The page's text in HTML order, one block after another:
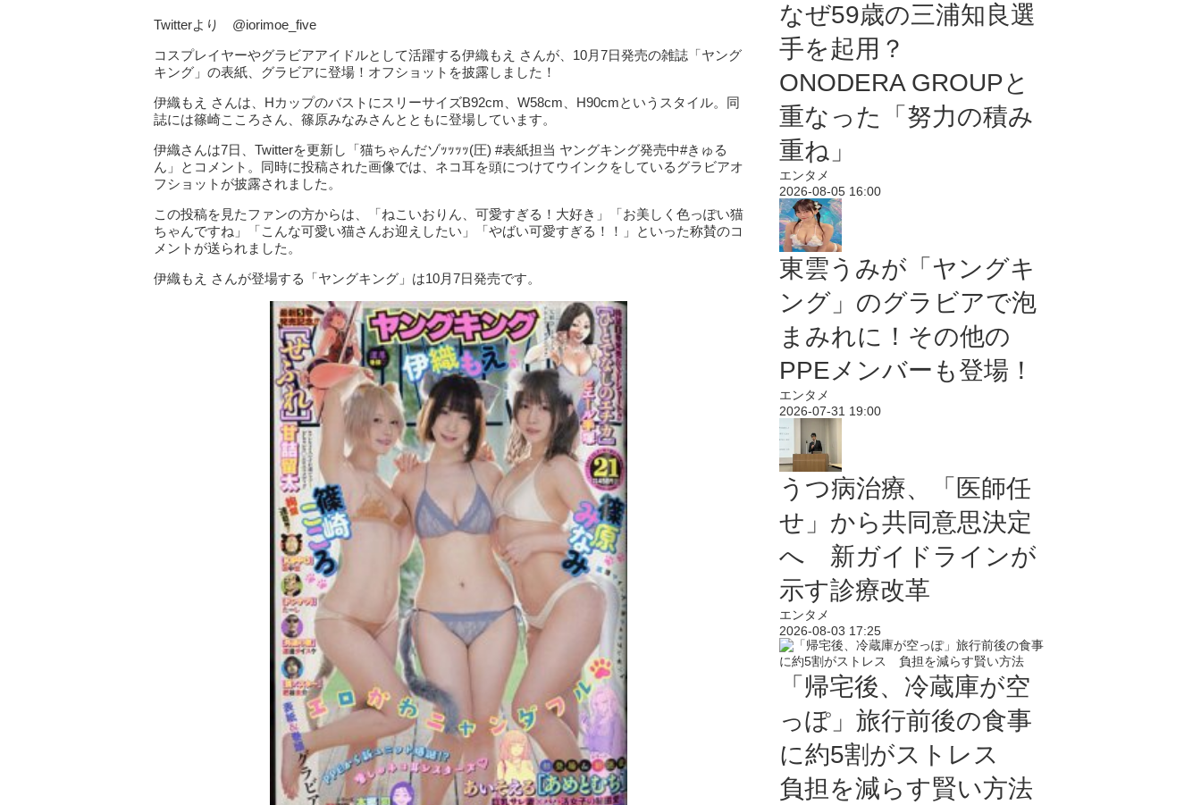
Twitterより @iorimoe_five
コスプレイヤーやグラビアアイドルとして活躍する伊織もえ さんが、10月7日発売の雑誌「ヤング
キング」の表紙、グラビアに登場！オフショットを披露しました！
伊織もえ さんは、HカップのバストにスリーサイズB92cm、W58cm、H90cmというスタイル。同
誌には篠崎こころさん、篠原みなみさんとともに登場しています。
伊織さんは7日、Twitterを更新し「猫ちゃんだゾｯｯｯｯ(圧) #表紙担当 ヤングキング発売中#きゅる
ん」とコメント。同時に投稿された画像では、ネコ耳を頭につけてウインクをしているグラビアオ
フショットが披露されました。
この投稿を見たファンの方からは、「ねこいおりん、可愛すぎる！大好き」「お美しく色っぽい猫
ちゃんですね」「こんな可愛い猫さんお迎えしたい」「やばい可愛すぎる！！」といった称賛のコ
メントが送られました。
伊織もえ さんが登場する「ヤングキング」は10月7日発売です。
なぜ59歳の三浦知良選
手を起用？
ONODERA GROUPと
重なった「努力の積み
重ね」
エンタメ
2026-08-05 16:00
東雲うみが「ヤングキ
ング」のグラビアで泡
まみれに！その他の
PPEメンバーも登場！
エンタメ
2026-07-31 19:00
うつ病治療、「医師任
せ」から共同意思決定
へ 新ガイドラインが
示す診療改革
エンタメ
2026-08-03 17:25
「帰宅後、冷蔵庫が空
っぽ」旅行前後の食事
に約5割がストレス
負担を減らす賢い方法